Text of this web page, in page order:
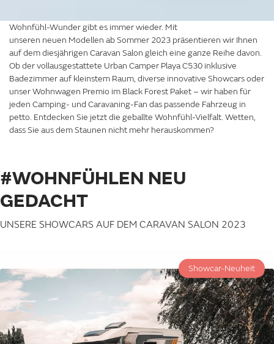
Wohnfühl-Wunder gibt es immer wieder. Mit
unseren neuen Modellen ab Sommer 2023 präsentieren wir Ihnen
auf dem diesjährigen Caravan Salon gleich eine ganze Reihe davon.
Ob der vollausgestattete Urban Camper Playa C530 inklusive
Badezimmer auf kleinstem Raum, diverse innovative Showcars oder
unser Wohnwagen Premio im Black Forest Paket – wir haben für
jeden Camping- und Caravaning-Fan das passende Fahrzeug in
petto. Entdecken Sie jetzt die geballte Wohnfühl-Vielfalt. Wetten,
dass Sie aus dem Staunen nicht mehr herauskommen?
#WOHNFÜHLEN NEU
GEDACHT
UNSERE SHOWCARS AUF DEM CARAVAN SALON 2023
Showcar-Neuheit